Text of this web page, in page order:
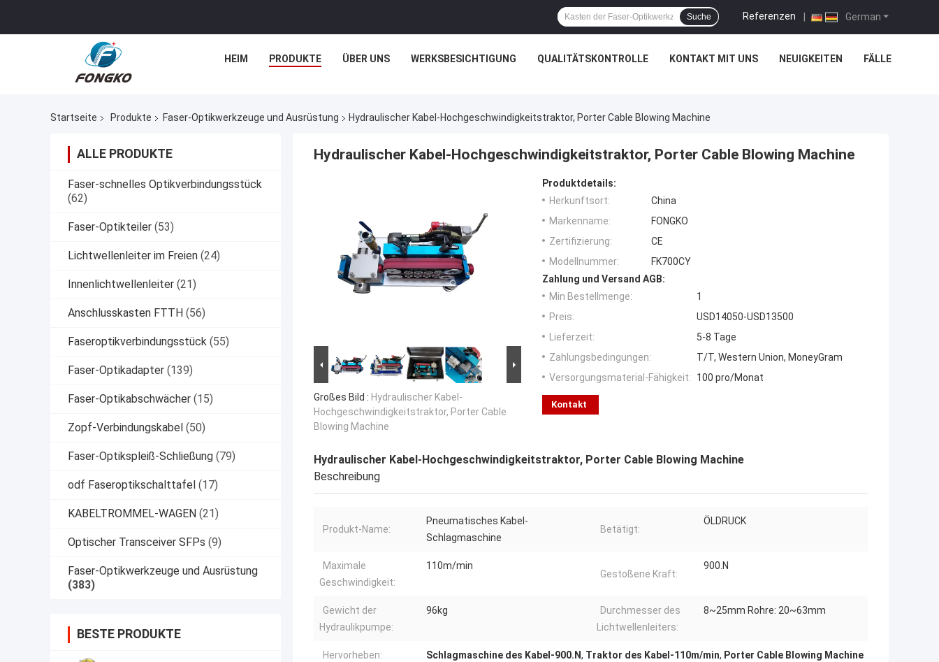
German
Referenzen |
Suche
HEIM PRODUKTE ÜBER UNS WERKSBESICHTIGUNG QUALITÄTSKONTROLLE KONTAKT MIT UNS NEUIGKEITEN FÄLLE
Startseite Produkte Faser-Optikwerkzeuge und Ausrüstung Hydraulischer Kabel-Hochgeschwindigkeitstraktor, Porter Cable Blowing Machine
ALLE PRODUKTE
Faser-schnelles Optikverbindungsstück
(62)
Faser-Optikteiler (53)
Lichtwellenleiter im Freien (24)
Innenlichtwellenleiter (21)
Anschlusskasten FTTH (56)
Faseroptikverbindungsstück (55)
Faser-Optikadapter (139)
Faser-Optikabschwächer (15)
Zopf-Verbindungskabel (50)
Faser-Optikspleiß-Schließung (79)
odf Faseroptikschalttafel (17)
KABELTROMMEL-WAGEN (21)
Optischer Transceiver SFPs (9)
Faser-Optikwerkzeuge und Ausrüstung
(383)
BESTE PRODUKTE
Hydraulischer Kabel-Hochgeschwindigkeitstraktor, Porter Cable Blowing Machine
Großes Bild : Hydraulischer Kabel-
Hochgeschwindigkeitstraktor, Porter Cable
Blowing Machine
Produktdetails:
Herkunftsort:
China
Markenname:
FONGKO
Zertifizierung:
CE
Modellnummer:
FK700CY
Zahlung und Versand AGB:
Min Bestellmenge:
1
Preis:
USD14050-USD13500
Lieferzeit:
5-8 Tage
Zahlungsbedingungen:
T/T, Western Union, MoneyGram
Versorgungsmaterial-Fähigkeit:
100 pro/Monat
Kontakt
Hydraulischer Kabel-Hochgeschwindigkeitstraktor, Porter Cable Blowing Machine
Beschreibung
Produkt-Name:
Pneumatisches Kabel-
Schlagmaschine
Betätigt:
ÖLDRUCK
Maximale
Geschwindigkeit:
110m/min
Gestoßene Kraft:
900.N
Gewicht der
Hydraulikpumpe:
96kg
Durchmesser des
Lichtwellenleiters:
8~25mm Rohre: 20~63mm
Hervorheben: Schlagmaschine des Kabel-900.N, Traktor des Kabel-110m/min, Porter Cable Blowing Machine